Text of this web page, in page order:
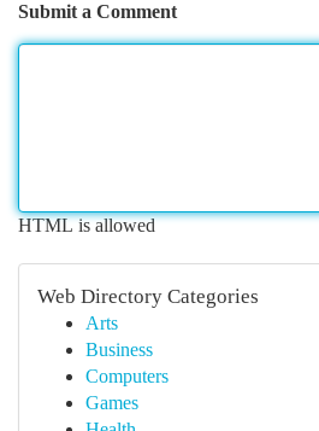
Submit a Comment
HTML is allowed
Web Directory Categories
Arts
Business
Computers
Games